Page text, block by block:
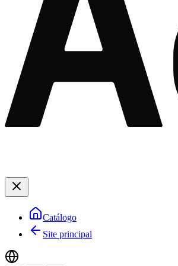
Catálogo
Site principal